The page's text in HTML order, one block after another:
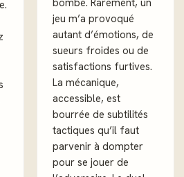
bombe. Rarement, un
jeu m’a provoqué
autant d’émotions, de
sueurs froides ou de
satisfactions furtives.
La mécanique,
accessible, est
bourrée de subtilités
tactiques qu’il faut
parvenir à dompter
pour se jouer de